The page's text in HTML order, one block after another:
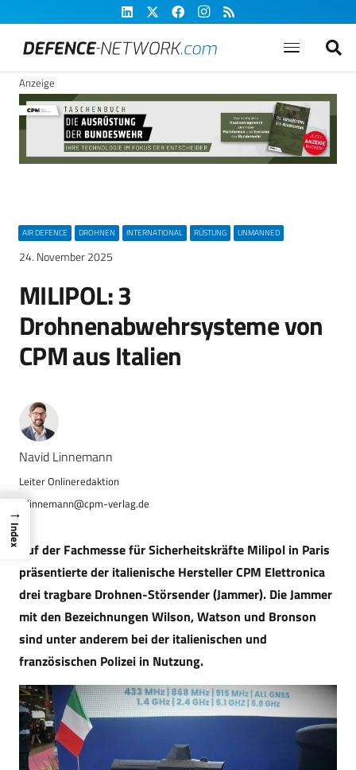
Anzeige
AIR DEFENCE DROHNEN INTERNATIONAL RÜSTUNG UNMANNED
24. November 2025
MILIPOL: 3
Drohnenabwehrsysteme von
CPM aus Italien
Navid Linnemann
n.linnemann@cpm-verlag.de
Auf der Fachmesse für Sicherheitskräfte Milipol in Paris
präsentierte der italienische Hersteller CPM Elettronica
drei tragbare Drohnen-Störsender (Jammer). Die Jammer
mit den Bezeichnungen Wilson, Watson und Bronson
sind unter anderem bei der italienischen und
französischen Polizei in Nutzung.
→
Index